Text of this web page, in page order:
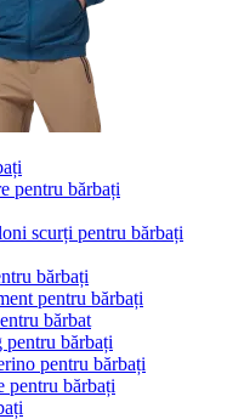
pentru bărbați
scurți pentru bărbați
bărbați
pentru bărbați
bărbat
bărbați
pentru bărbați
pentru bărbați